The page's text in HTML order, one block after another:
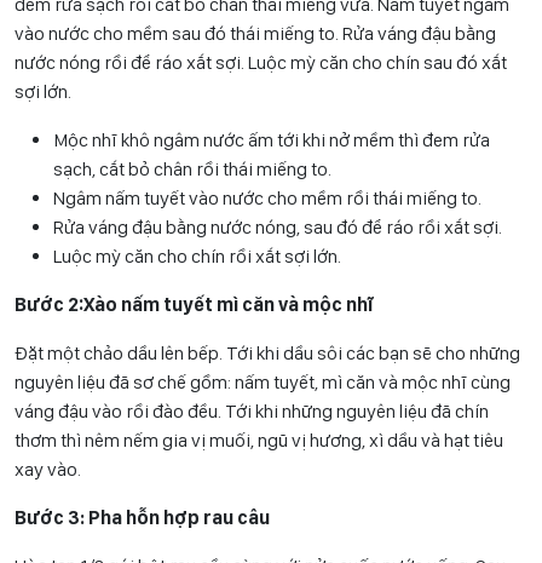
vào nước cho mềm sau đó thái miếng to. Rửa váng đậu bằng
nước nóng rồi để ráo xắt sợi. Luộc mỳ căn cho chín sau đó xắt
sợi lớn.
Mộc nhĩ khô ngâm nước ấm tới khi nở mềm thì đem rửa
sạch, cắt bỏ chân rồi thái miếng to.
Ngâm nấm tuyết vào nước cho mềm rồi thái miếng to.
Rửa váng đậu bằng nước nóng, sau đó để ráo rồi xắt sợi.
Luộc mỳ căn cho chín rồi xắt sợi lớn.
Bước 2:Xào nấm tuyết mì căn và mộc nhĩ
Đặt một chảo dầu lên bếp. Tới khi dầu sôi các bạn sẽ cho những
nguyên liệu đã sơ chế gồm: nấm tuyết, mì căn và mộc nhĩ cùng
váng đậu vào rồi đào đều. Tới khi những nguyên liệu đã chín
thơm thì nêm nếm gia vị muối, ngũ vị hương, xì dầu và hạt tiêu
xay vào.
Bước 3: Pha hỗn hợp rau câu